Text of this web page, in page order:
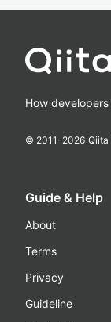
How
© 2011-2026 Qiita
Guide & Help
About
Terms
Privacy
Guideline